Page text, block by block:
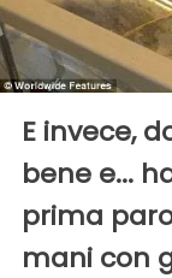
E invece,
bene e...
prima
mani con